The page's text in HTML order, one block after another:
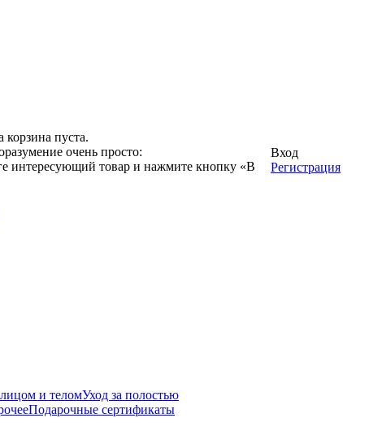
пуста.
очень просто:
интересующий товар и нажмите кнопку «В
Вход
Регистрация
и теломУход за полостью
Подарочные сертификаты